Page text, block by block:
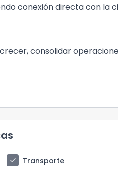
conexión directa con la
consolidar
check Transporte